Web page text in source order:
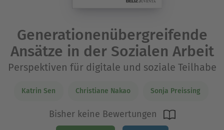
Generationenübergreifende
Ansätze in der Sozialen Arbeit
Perspektiven für digitale und soziale Teilhabe
Katrin Sen Christiane Nakao Sonja Preissing
Bisher keine Bewertungen